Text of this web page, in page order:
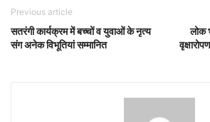
Previous article
सतरंगी कार्यक्रम में बच्चों व युवाओं के नृत्य
संग अनेक विभूतियां सम्मानित
लोक